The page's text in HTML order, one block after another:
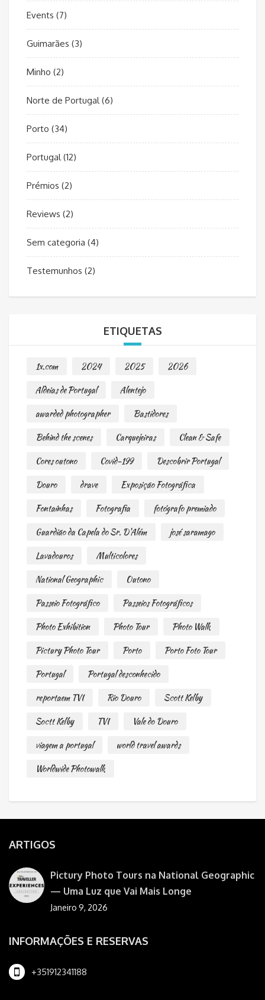
Events (7)
Guimarães (3)
Minho (2)
Norte de Portugal(6)
Porto (34)
Portugal(12)
Prémios (2)
Reviews (2)
Sem categoria (4)
Testemunhos (2)
ETIQUETAS
1x.com 2024 2025
2026
Aldeias de Portugal
Alentejo
awarded photographer
Bastidores
Behind the scenes
Carquejeiras
Clean & Safe
Cores outono
Covid-199
Descobrir Portugal
Douro
drave
Exposição Fotográfica
Fontaínhas
Fotografia
fotógrafo premiado
Guardião da Capela do Sr. D'Além
josé saramago
Lavadouros
Multicolores
National Geographic
Outono
Passeio Fotográfico
Passeios Fotográficos
Photo Exhibition
Photo Tour
Photo Walk
Pictury Photo Tour
Porto
Porto Foto Tour
Portugal
Portugal desconhecido
reportaem TVI
Rio Douro
Scott Kelby
Soctt Kelby
TVI
Vale do Douro
viagem a portugal
world travel awards
Worldwide Photowalk
ARTIGOS
Pictury Photo Tours na National Geographic
— Uma Luz que Vai Mais Longe
Janeiro 9, 2026
INFORMAÇÕES E RESERVAS
+351912341188